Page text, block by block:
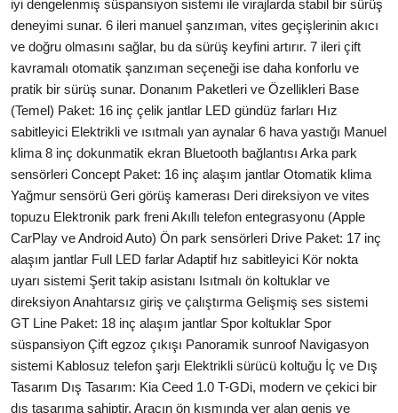
iyi dengelenmiş süspansiyon sistemi ile virajlarda stabil bir sürüş
deneyimi sunar. 6 ileri manuel şanzıman, vites geçişlerinin akıcı
ve doğru olmasını sağlar, bu da sürüş keyfini artırır. 7 ileri çift
kavramalı otomatik şanzıman seçeneği ise daha konforlu ve
pratik bir sürüş sunar. Donanım Paketleri ve Özellikleri Base
(Temel) Paket: 16 inç çelik jantlar LED gündüz farları Hız
sabitleyici Elektrikli ve ısıtmalı yan aynalar 6 hava yastığı Manuel
klima 8 inç dokunmatik ekran Bluetooth bağlantısı Arka park
sensörleri Concept Paket: 16 inç alaşım jantlar Otomatik klima
Yağmur sensörü Geri görüş kamerası Deri direksiyon ve vites
topuzu Elektronik park freni Akıllı telefon entegrasyonu (Apple
CarPlay ve Android Auto) Ön park sensörleri Drive Paket: 17 inç
alaşım jantlar Full LED farlar Adaptif hız sabitleyici Kör nokta
uyarı sistemi Şerit takip asistanı Isıtmalı ön koltuklar ve
direksiyon Anahtarsız giriş ve çalıştırma Gelişmiş ses sistemi
GT Line Paket: 18 inç alaşım jantlar Spor koltuklar Spor
süspansiyon Çift egzoz çıkışı Panoramik sunroof Navigasyon
sistemi Kablosuz telefon şarjı Elektrikli sürücü koltuğu İç ve Dış
Tasarım Dış Tasarım: Kia Ceed 1.0 T-GDi, modern ve çekici bir
dış tasarıma sahiptir. Aracın ön kısmında yer alan geniş ve